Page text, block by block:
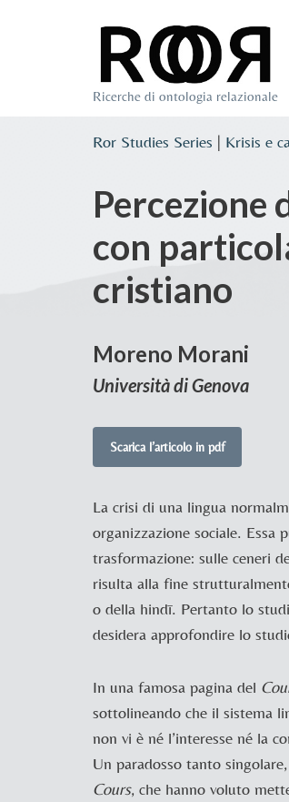
Ricerche di ontologia relazionale
Ror Studies Series | Krisis e
Percezione
con
cristiano
Moreno Morani
Università di Genova
Scarica l’articolo in pdf
La crisi di una lingua
organizzazione sociale. Essa
trasformazione: sulle ceneri
risulta alla fine
o della hindī. Pertanto lo
desidera approfondire lo
In una famosa pagina del
sottolineando che il sistema
non vi è né l’interesse né la
Un paradosso tanto
Cours, che hanno voluto